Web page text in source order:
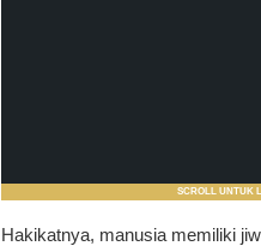
SCROLL UNTUK
Hakikatnya, manusia memiliki